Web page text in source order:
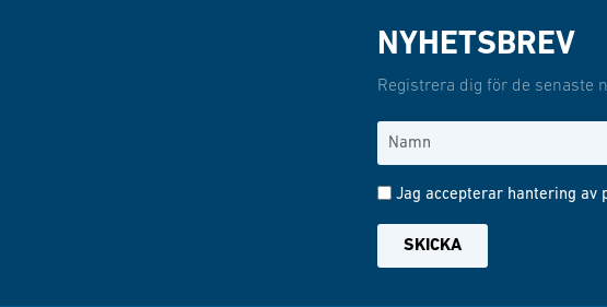
NYHETSBREV
Registrera dig för de senaste
Jag accepterar hantering av
SKICKA